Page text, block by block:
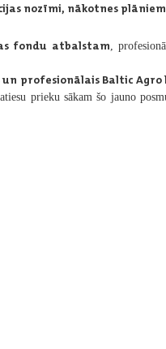
nozīmi, nākotnes
fondu atbalstam,
profesionālais Baltic Agro
prieku sākam šo jauno